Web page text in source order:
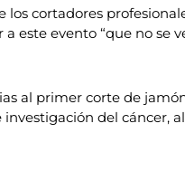
cortadores
este evento “que no
al primer corte de
del